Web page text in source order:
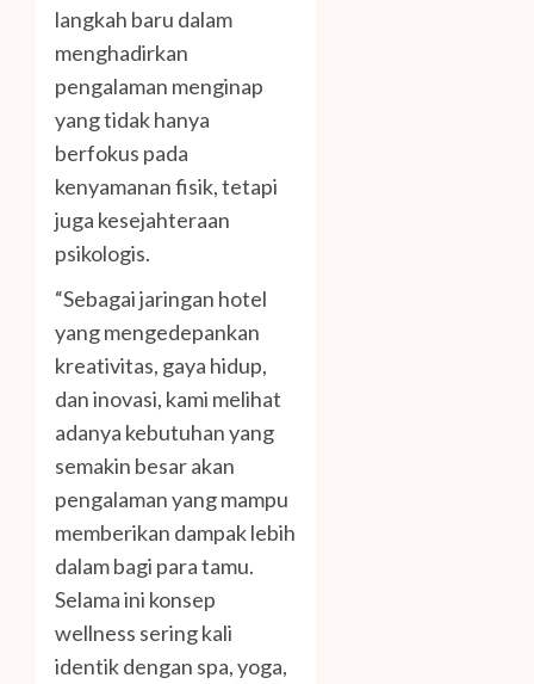
langkah baru dalam
menghadirkan
pengalaman menginap
yang tidak hanya
berfokus pada
kenyamanan fisik, tetapi
juga kesejahteraan
psikologis.
“Sebagai jaringan hotel
yang mengedepankan
kreativitas, gaya hidup,
dan inovasi, kami melihat
adanya kebutuhan yang
semakin besar akan
pengalaman yang mampu
memberikan dampak lebih
dalam bagi para tamu.
Selama ini konsep
wellness sering kali
identik dengan spa, yoga,